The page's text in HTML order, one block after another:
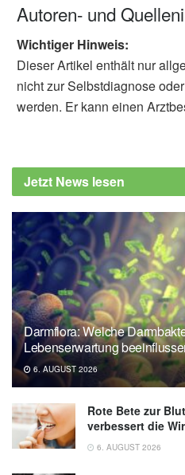
Autoren- und
Wichtiger Hinweis:
Dieser Artikel enthält nur
nicht zur Selbstdiagnose
werden. Er kann einen
Jetzt News lesen
Darmflora: Welche
Lebenserwartung
6. AUGUST 2026
Rote Bete zur
verbessert die
6. AUGUST 2026